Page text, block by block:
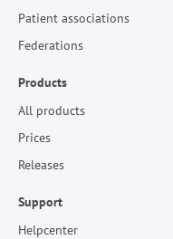
Patient associations
Federations
Products
All products
Prices
Releases
Support
Helpcenter